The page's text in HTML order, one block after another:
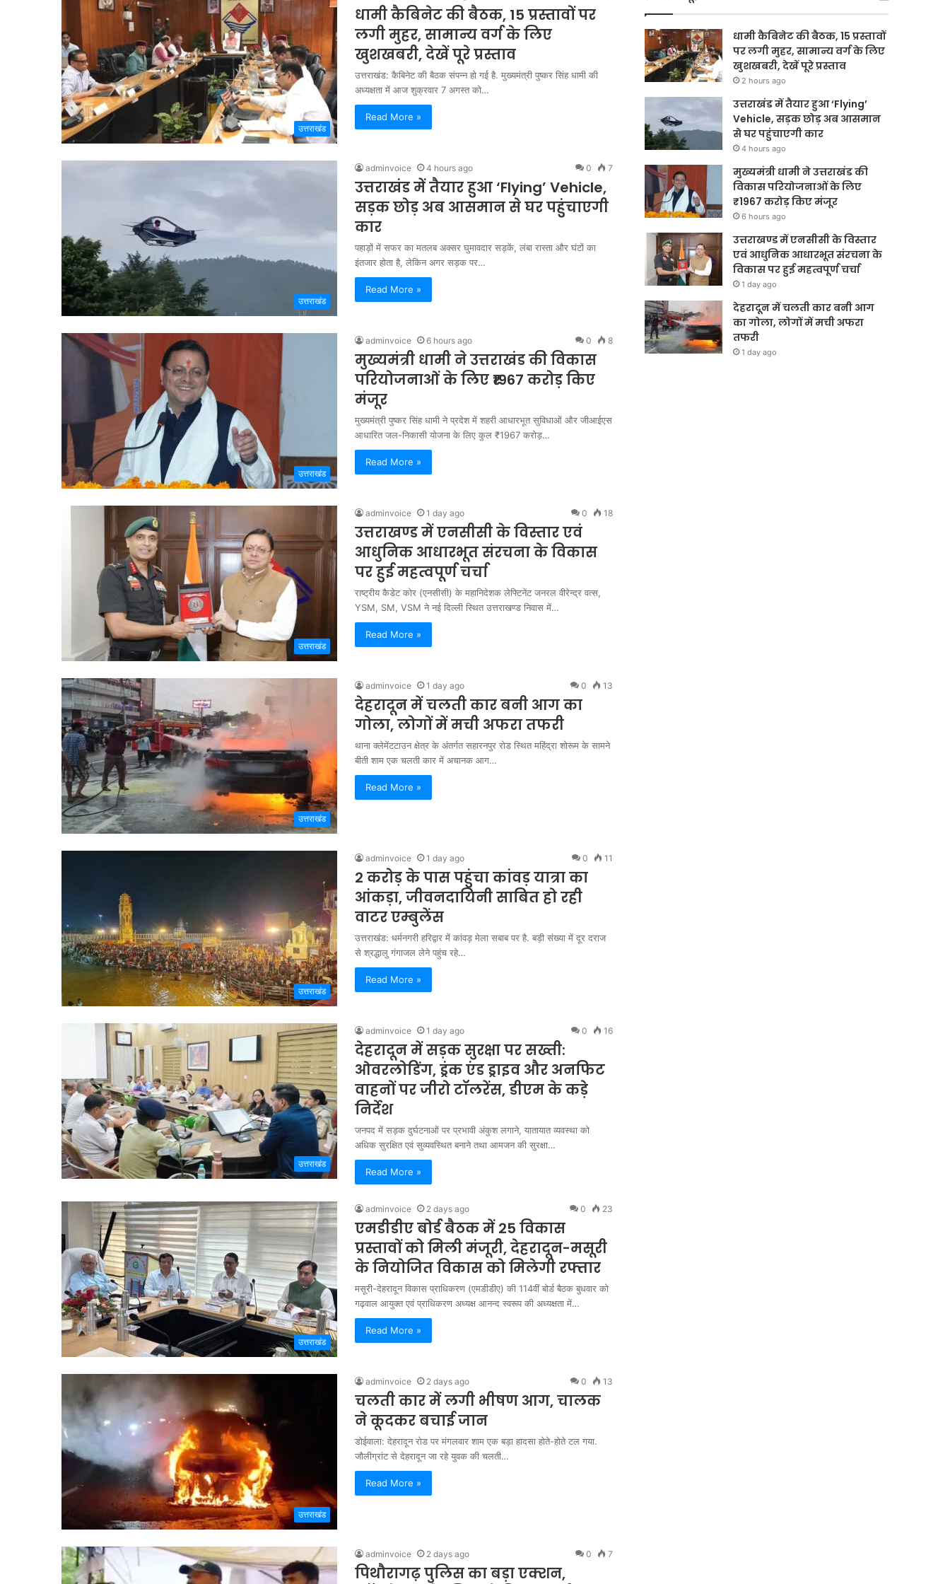
उत्तराखंड
धामी कैबिनेट की बैठक, 15 प्रस्तावों पर
लगी मुहर, सामान्य वर्ग के लिए
खुशखबरी, देखें पूरे प्रस्ताव
उत्तराखंड: कैबिनेट की बैठक संपन्न हो गई है. मुख्यमंत्री पुष्कर सिंह धामी की
अध्यक्षता में आज शुक्रवार 7 अगस्त को…
Read More »
उत्तराखंड
adminvoice 4 hours ago 0 7
उत्तराखंड में तैयार हुआ ‘Flying’ Vehicle,
सड़क छोड़ अब आसमान से घर पहुंचाएगी
कार
पहाड़ों में सफर का मतलब अक्सर घुमावदार सड़कें, लंबा रास्ता और घंटों का
इंतजार होता है, लेकिन अगर सड़क पर…
Read More »
उत्तराखंड
adminvoice 6 hours ago 0 8
मुख्यमंत्री धामी ने उत्तराखंड की विकास
परियोजनाओं के लिए ₹1967 करोड़ किए
मंजूर
मुख्यमंत्री पुष्कर सिंह धामी ने प्रदेश में शहरी आधारभूत सुविधाओं और जीआईएस
आधारित जल-निकासी योजना के लिए कुल ₹1967 करोड़…
Read More »
उत्तराखंड
adminvoice 1 day ago 0 18
उत्तराखण्ड में एनसीसी के विस्तार एवं
आधुनिक आधारभूत संरचना के विकास
पर हुई महत्वपूर्ण चर्चा
राष्ट्रीय कैडेट कोर (एनसीसी) के महानिदेशक लेफ्टिनेंट जनरल वीरेन्द्र वत्स,
YSM, SM, VSM ने नई दिल्ली स्थित उत्तराखण्ड निवास में…
Read More »
उत्तराखंड
adminvoice 1 day ago 0 13
देहरादून में चलती कार बनी आग का
गोला, लोगों में मची अफरा तफरी
थाना क्लेमेंटटाउन क्षेत्र के अंतर्गत सहारनपुर रोड स्थित महिंद्रा शोरूम के सामने
बीती शाम एक चलती कार में अचानक आग…
Read More »
उत्तराखंड
adminvoice 1 day ago 0 11
2 करोड़ के पास पहुंचा कांवड़ यात्रा का
आंकड़ा, जीवनदायिनी साबित हो रही
वाटर एम्बुलेंस
उत्तराखंड: धर्मनगरी हरिद्वार में कांवड़ मेला सबाब पर है. बड़ी संख्या में दूर दराज
से श्रद्धालु गंगाजल लेने पहुंच रहे…
Read More »
उत्तराखंड
adminvoice 1 day ago 0 16
देहरादून में सड़क सुरक्षा पर सख्ती:
ओवरलोडिंग, ड्रंक एंड ड्राइव और अनफिट
वाहनों पर जीरो टॉलरेंस, डीएम के कड़े
निर्देश
जनपद में सड़क दुर्घटनाओं पर प्रभावी अंकुश लगाने, यातायात व्यवस्था को
अधिक सुरक्षित एवं सुव्यवस्थित बनाने तथा आमजन की सुरक्षा…
Read More »
उत्तराखंड
adminvoice 2 days ago 0 23
एमडीडीए बोर्ड बैठक में 25 विकास
प्रस्तावों को मिली मंजूरी, देहरादून-मसूरी
के नियोजित विकास को मिलेगी रफ्तार
मसूरी-देहरादून विकास प्राधिकरण (एमडीडीए) की 114वीं बोर्ड बैठक बुधवार को
गढ़वाल आयुक्त एवं प्राधिकरण अध्यक्ष आनन्द स्वरूप की अध्यक्षता में…
Read More »
उत्तराखंड
adminvoice 2 days ago 0 13
चलती कार में लगी भीषण आग, चालक
ने कूदकर बचाई जान
डोईवाला: देहरादून रोड पर मंगलवार शाम एक बड़ा हादसा होते-होते टल गया.
जौलीग्रांट से देहरादून जा रहे युवक की चलती…
Read More »
adminvoice 2 days ago 0 7
पिथौरागढ़ पुलिस का बड़ा एक्शन,
धामी कैबिनेट की बैठक, 15 प्रस्तावों
पर लगी मुहर, सामान्य वर्ग के लिए
खुशखबरी, देखें पूरे प्रस्ताव
2 hours ago
उत्तराखंड में तैयार हुआ ‘Flying’
Vehicle, सड़क छोड़ अब आसमान
से घर पहुंचाएगी कार
4 hours ago
मुख्यमंत्री धामी ने उत्तराखंड की
विकास परियोजनाओं के लिए
₹1967 करोड़ किए मंजूर
6 hours ago
उत्तराखण्ड में एनसीसी के विस्तार
एवं आधुनिक आधारभूत संरचना के
विकास पर हुई महत्वपूर्ण चर्चा
1 day ago
देहरादून में चलती कार बनी आग
का गोला, लोगों में मची अफरा
तफरी
1 day ago